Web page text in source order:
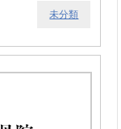
未分類